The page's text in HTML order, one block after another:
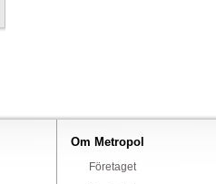
Om Metropol
Företaget